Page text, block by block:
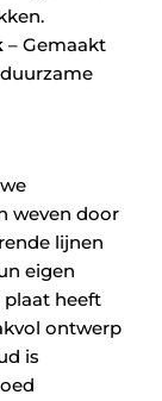
– Gemaakt
weven door
lijnen
eigen
plaat heeft
ontwerp
is